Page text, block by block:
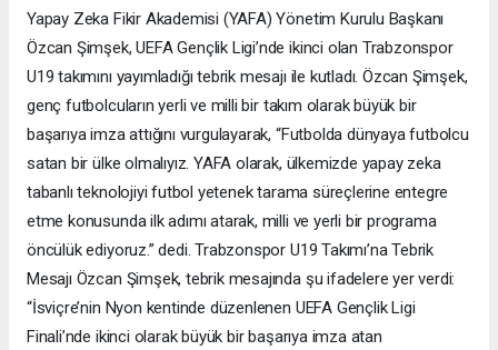
Yapay Zeka Fikir Akademisi (YAFA) Yönetim Kurulu Başkanı
Özcan Şimşek, UEFA Gençlik Ligi’nde ikinci olan Trabzonspor
U19 takımını yayımladığı tebrik mesajı ile kutladı. Özcan Şimşek,
genç futbolcuların yerli ve milli bir takım olarak büyük bir
başarıya imza attığını vurgulayarak, “Futbolda dünyaya futbolcu
satan bir ülke olmalıyız. YAFA olarak, ülkemizde yapay zeka
tabanlı teknolojiyi futbol yetenek tarama süreçlerine entegre
etme konusunda ilk adımı atarak, milli ve yerli bir programa
öncülük ediyoruz.” dedi. Trabzonspor U19 Takımı’na Tebrik
Mesajı Özcan Şimşek, tebrik mesajında şu ifadelere yer verdi:
“İsviçre’nin Nyon kentinde düzenlenen UEFA Gençlik Ligi
Finali’nde ikinci olarak büyük bir başarıya imza atan